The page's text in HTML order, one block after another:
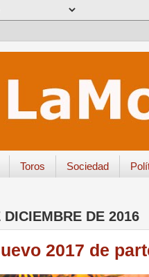
Toros Sociedad
DE 2016
2017 de